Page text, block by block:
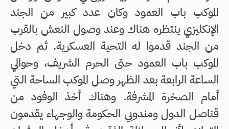
الموكب باب العمود وكان عدد كبير من الجند
الإنكليزي ينتظره هناك وعند وصول النعش بالقرب
من الجند قدموا له التحية العسكرية. ثم دخل
الموكب باب العمود حتى الحرم الشريف، وحوالي
الساعة الرابعة بعد الظهر وصل الموكب الساحة التي
أمام الصخرة المشرفة. وهناك أخذ الوفود من
قناصل الدول ومندوبي الحكومة والوجهاء يقدمون